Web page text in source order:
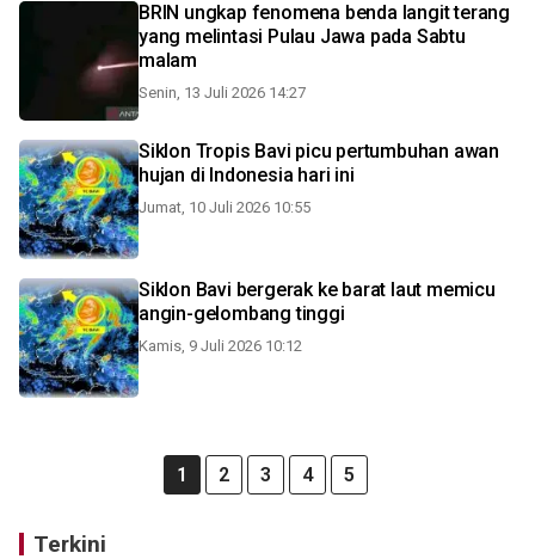
BRIN ungkap fenomena benda langit terang
yang melintasi Pulau Jawa pada Sabtu
malam
Senin, 13 Juli 2026 14:27
Siklon Tropis Bavi picu pertumbuhan awan
hujan di Indonesia hari ini
Jumat, 10 Juli 2026 10:55
Siklon Bavi bergerak ke barat laut memicu
angin-gelombang tinggi
Kamis, 9 Juli 2026 10:12
1 2 3 4 5
Terkini